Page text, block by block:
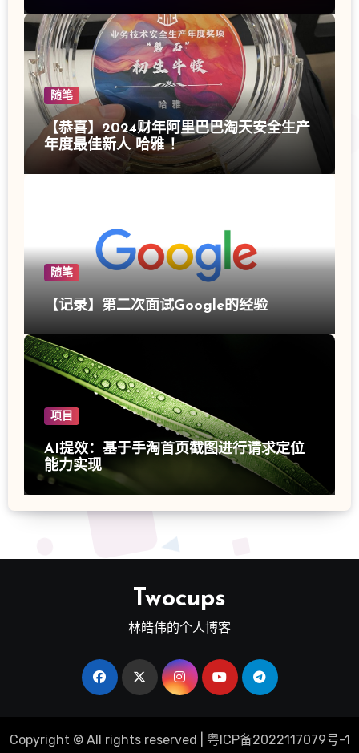
随笔
【恭喜】2024财年阿里巴巴淘天安全生产
年度最佳新人 哈雅 ！
随笔
【记录】第二次面试Google的经验
项目
AI提效：基于手淘首页截图进行请求定位
能力实现
Twocups
林皓伟的个人博客
Copyright © All rights reserved 粤ICP备2022117079号-1